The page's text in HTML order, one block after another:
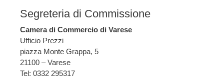
Segreteria di Commissione
Camera di Commercio di Varese
Ufficio Prezzi
piazza Monte Grappa, 5
21100 – Varese
Tel: 0332 295317